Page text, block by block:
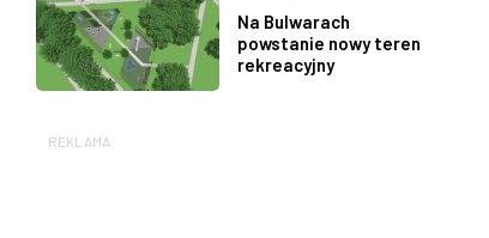
Na Bulwarach
powstanie nowy teren
rekreacyjny
REKLAMA